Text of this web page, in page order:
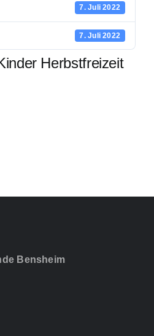
7. Juli 2022
7. Juli 2022
Herbstfreizeit
Bensheim